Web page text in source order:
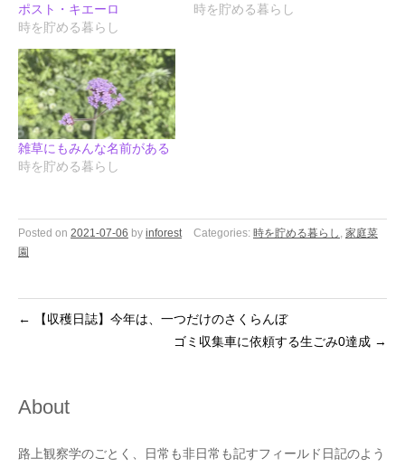
ポスト・キエーロ
時を貯める暮らし
時を貯める暮らし
雑草にもみんな名前がある
時を貯める暮らし
Posted on 2021-07-06 by inforest Categories: 時を貯める暮らし , 家庭菜
園
←
【収穫日誌】今年は、一つだけのさくらんぼ
ゴミ収集車に依頼する生ごみ0達成 →
About
路上観察学のごとく、日常も非日常も記すフィールド日記のよう